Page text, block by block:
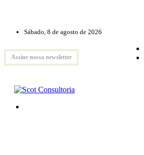
Sábado, 8 de agosto de 2026
Assine nossa newsletter